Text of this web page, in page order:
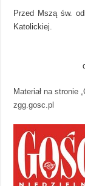
Przed Mszą św.
Katolickiej.
Materiał na stronie
zgg.gosc.pl